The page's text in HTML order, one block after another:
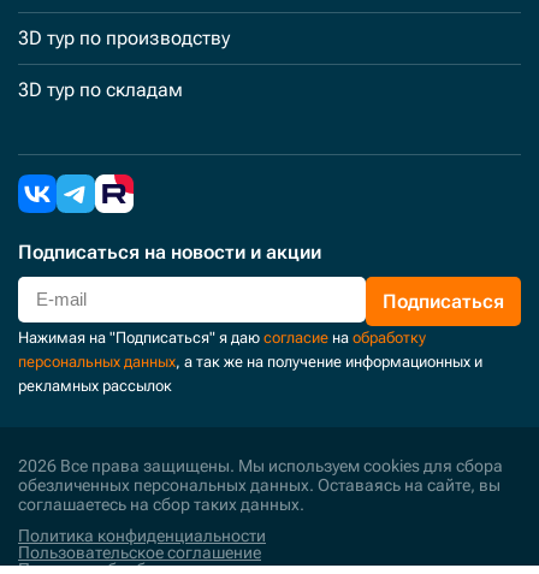
3D тур по производству
3D тур по складам
Подписаться на новости и акции
Подписаться
Нажимая на "Подписаться" я даю согласие на обработку
персональных данных, а так же на получение информационных и
рекламных рассылок
2026 Все права защищены. Мы используем cookies для сбора
обезличенных персональных данных. Оставаясь на сайте, вы
соглашаетесь на сбор таких данных.
Политика конфиденциальности
Пользовательское соглашение
Политика обработки персональных данных